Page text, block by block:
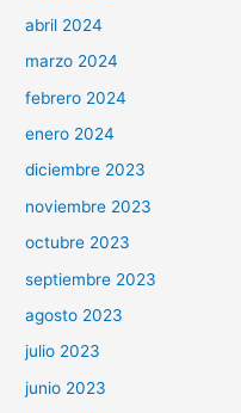
abril 2024
marzo 2024
febrero 2024
enero 2024
diciembre 2023
noviembre 2023
octubre 2023
septiembre 2023
agosto 2023
julio 2023
junio 2023